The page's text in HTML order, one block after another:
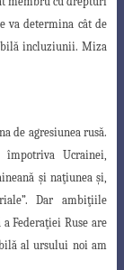
va determina cât de
incluziunii. Miza
de agresiunea rusă.
Ucrainei,
şi naţiunea şi,
Dar ambiţiile
Federaţiei Ruse are
al ursului noi am